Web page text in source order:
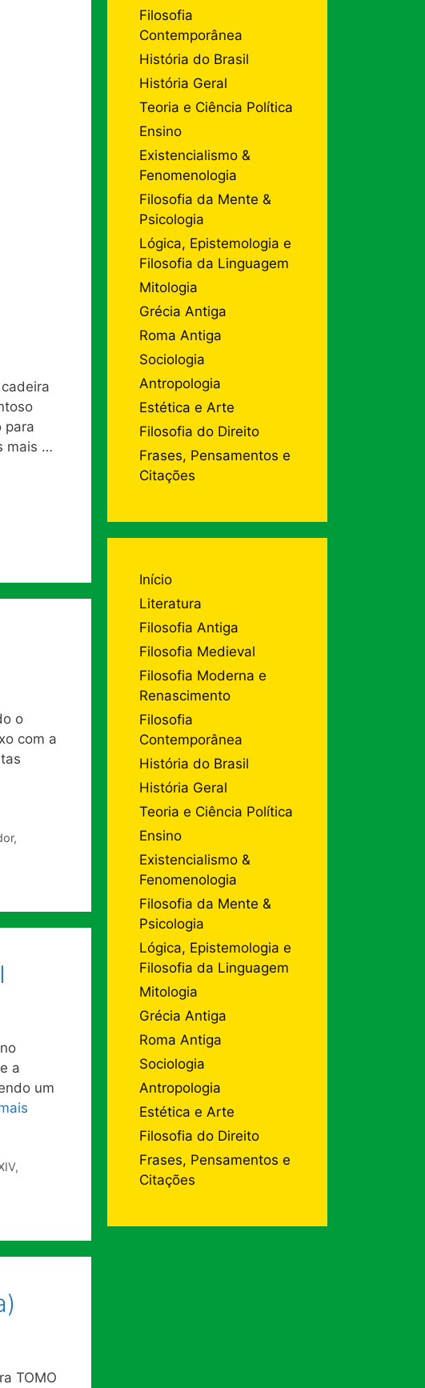
para
mais …
o
com a
,
a
um
,
TOMO
Filosofia
Contemporânea
História do Brasil
História Geral
Teoria e Ciência Política
Ensino
Existencialismo &
Fenomenologia
Filosofia da Mente &
Psicologia
Lógica, Epistemologia e
Filosofia da Linguagem
Mitologia
Grécia Antiga
Roma Antiga
Sociologia
Antropologia
Estética e Arte
Filosofia do Direito
Frases, Pensamentos e
Citações
Início
Literatura
Filosofia Antiga
Filosofia Medieval
Filosofia Moderna e
Renascimento
Filosofia
Contemporânea
História do Brasil
História Geral
Teoria e Ciência Política
Ensino
Existencialismo &
Fenomenologia
Filosofia da Mente &
Psicologia
Lógica, Epistemologia e
Filosofia da Linguagem
Mitologia
Grécia Antiga
Roma Antiga
Sociologia
Antropologia
Estética e Arte
Filosofia do Direito
Frases, Pensamentos e
Citações